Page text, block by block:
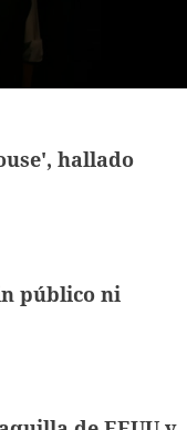
hallado
público ni